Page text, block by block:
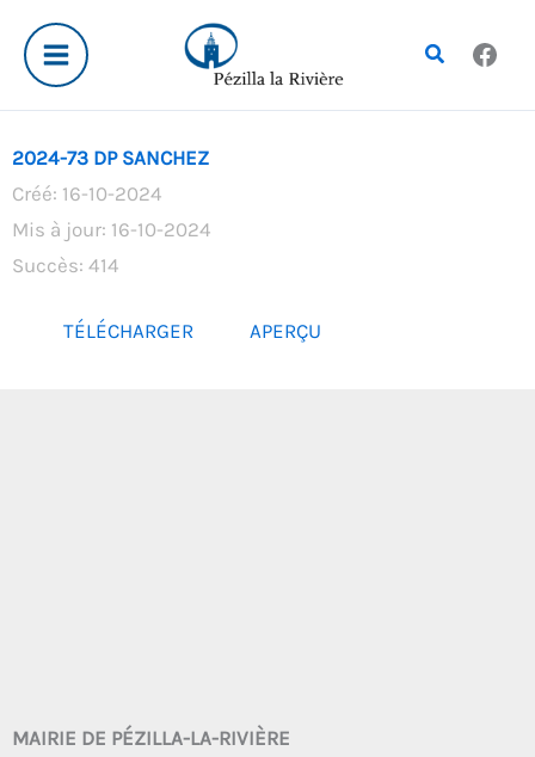
contenu
Rechercher
2024-73 DP SANCHEZ
Créé: 16-10-2024
Mis à jour: 16-10-2024
Succès: 414
TÉLÉCHARGER APERÇU
MAIRIE DE PÉZILLA-LA-RIVIÈRE